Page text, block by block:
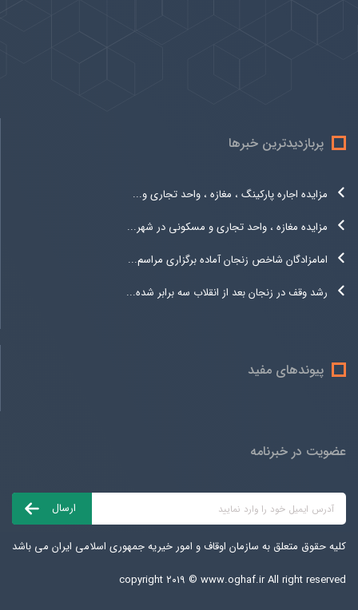
پربازدیدترین خبرها
مزایده اجاره پارکینگ ، مغازه ، واحد تجاری و...
مزایده مغازه ، واحد تجاری و مسکونی در شهر...
امامزادگان شاخص زنجان آماده برگزاری مراسم...
رشد وقف در زنجان بعد از انقلاب سه برابر شده...
پیوندهای مفید
عضویت در خبرنامه
کلیه حقوق متعلق به سازمان اوقاف و امور خیریه جمهوری اسلامی ایران می باشد
copyright ۲۰۱۹ © www.oghaf.irAll right reserved